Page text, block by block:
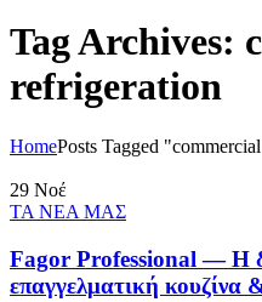
Tag Archives:
refrigeration
HomePosts Tagged
29 Νοέ
ΤΑ ΝΕΑ ΜΑΣ
Fagor Professional — Η
επαγγελματική κουζίνα